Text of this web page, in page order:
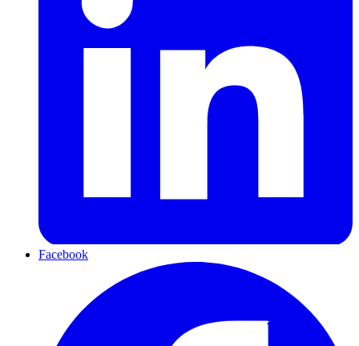
Facebook